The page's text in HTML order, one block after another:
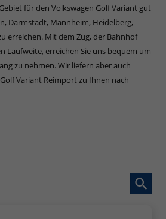
für den Volkswagen Golf Variant gut
Darmstadt, Mannheim, Heidelberg,
erreichen. Mit dem Zug, der Bahnhof
Laufweite, erreichen Sie uns bequem um
zu nehmen. Wir liefern aber auch
Variant Reimport zu Ihnen nach